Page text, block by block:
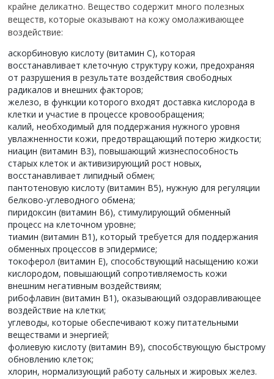
крайне деликатно. Вещество содержит много полезных
веществ, которые оказывают на кожу омолаживающее
воздействие:
аскорбиновую кислоту (витамин C), которая
восстанавливает клеточную структуру кожи, предохраняя
от разрушения в результате воздействия свободных
радикалов и внешних факторов;
железо, в функции которого входят доставка кислорода в
клетки и участие в процессе кровообращения;
калий, необходимый для поддержания нужного уровня
увлажненности кожи, предотвращающий потерю жидкости;
ниацин (витамин B3), повышающий жизнеспособность
старых клеток и активизирующий рост новых,
восстанавливает липидный обмен;
пантотеновую кислоту (витамин B5), нужную для регуляции
белково-углеводного обмена;
пиридоксин (витамин B6), стимулирующий обменный
процесс на клеточном уровне;
тиамин (витамин B1), который требуется для поддержания
обменных процессов в эпидермисе;
токоферол (витамин E), способствующий насыщению кожи
кислородом, повышающий сопротивляемость кожи
внешним негативным воздействиям;
рибофлавин (витамин B1), оказывающий оздоравливающее
воздействие на клетки;
углеводы, которые обеспечивают кожу питательными
веществами и энергией;
фолиевую кислоту (витамин B9), способствующую быстрому
обновлению клеток;
хлорин, нормализующий работу сальных и жировых желез.